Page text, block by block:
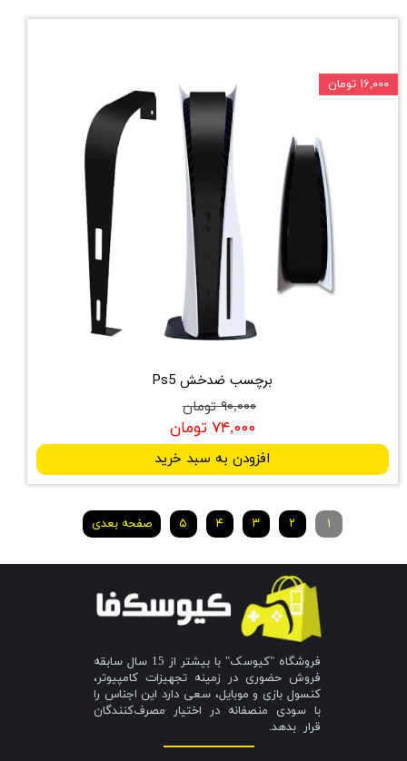
برچسب ضدخش Ps5
۹۰,۰۰۰ تومان
۷۴,۰۰۰ تومان
افزودن به سبد خرید
۱۶,۰۰۰ تومان
۱ ۲ ۳ ۴ ۵ صفحه بعدی
فروشگاه "کیوسک" با بیشتر از 15 سال سابقه
فروش حضوری در زمینه تجهیزات کامپیوتر،
کنسول بازی و موبایل، سعی دارد این اجناس را
با سودی منصفانه در اختیار مصرف‌کنندگان
قرار بدهد.